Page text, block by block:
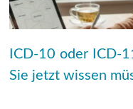
ICD-10 oder ICD-
Sie jetzt wissen